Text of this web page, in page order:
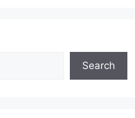
Search